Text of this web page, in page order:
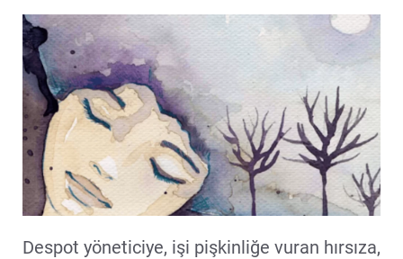
Despot yöneticiye, işi pişkinliğe vuran hırsıza,